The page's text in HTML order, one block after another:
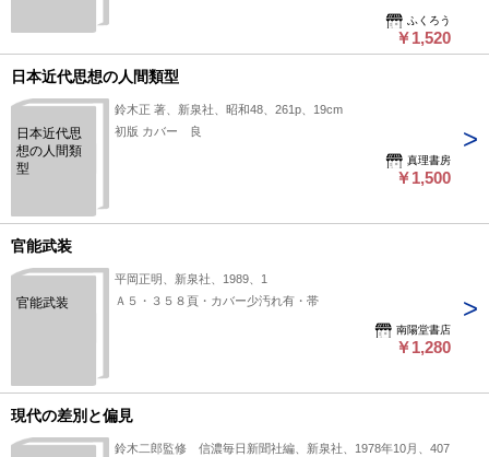
ふくろう
￥1,520
日本近代思想の人間類型
日本近代思
想の人間類
型
鈴木正 著、新泉社、昭和48、261p、19cm
初版 カバー 良
真理書房
￥1,500
官能武装
官能武装
平岡正明、新泉社、1989、1
Ａ５・３５８頁・カバー少汚れ有・帯
南陽堂書店
￥1,280
現代の差別と偏見
鈴木二郎監修 信濃毎日新聞社編、新泉社、1978年10月、407